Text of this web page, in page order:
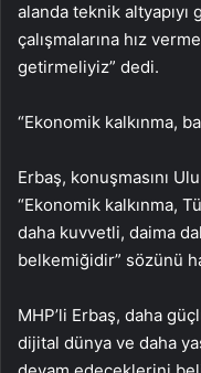
alanda teknik
çalışmalarına hız
getirmeliyiz” dedi.
“Ekonomik kalkınma,
Erbaş, konuşmasını
“Ekonomik kalkınma,
daha kuvvetli, daima
belkemiğidir” sözünü
MHP’li Erbaş, daha
dijital dünya ve daha